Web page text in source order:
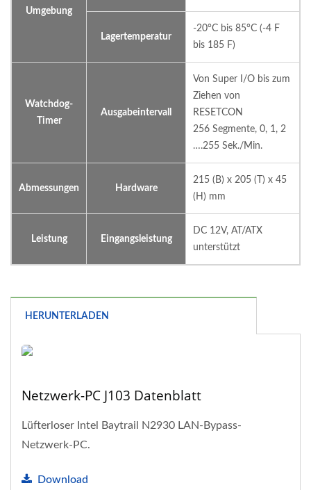
Umgebung
Lagertemperatur
-20°C bis 85°C (-4 F
bis 185 F)
Watchdog-
Timer
Ausgabeintervall
Von Super I/O bis zum
Ziehen von
RESETCON
256 Segmente, 0, 1, 2
….255 Sek./Min.
Abmessungen Hardware
215 (B) x 205 (T) x 45
(H) mm
Leistung Eingangsleistung
DC 12V, AT/ATX
unterstützt
HERUNTERLADEN
Netzwerk-PC J103 Datenblatt
Lüfterloser Intel Baytrail N2930 LAN-Bypass-
Netzwerk-PC.
Download